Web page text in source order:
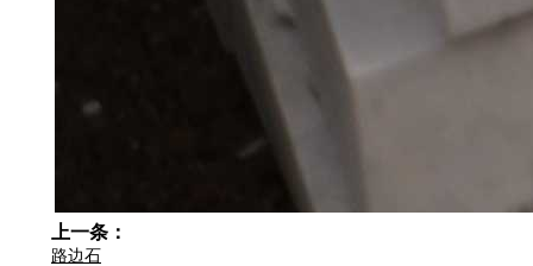
上一条：
路边石